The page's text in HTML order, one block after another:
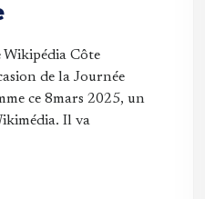
Wikipédia Côte
de la Journée
ce 8mars 2025, un
Il va